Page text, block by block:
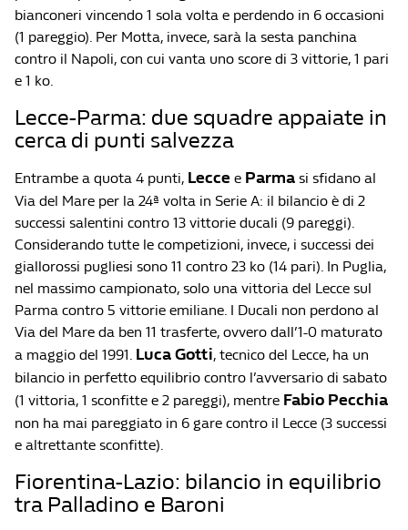
bianconeri vincendo 1 sola volta e perdendo in 6 occasioni
(1 pareggio). Per Motta, invece, sarà la sesta panchina
contro il Napoli, con cui vanta uno score di 3 vittorie, 1 pari
e 1 ko.
Lecce-Parma: due squadre appaiate in
cerca di punti salvezza
Entrambe a quota 4 punti, Lecce e Parma si sfidano al
Via del Mare per la 24ª volta in Serie A: il bilancio è di 2
successi salentini contro 13 vittorie ducali (9 pareggi).
Considerando tutte le competizioni, invece, i successi dei
giallorossi pugliesi sono 11 contro 23 ko (14 pari). In Puglia,
nel massimo campionato, solo una vittoria del Lecce sul
Parma contro 5 vittorie emiliane. I Ducali non perdono al
Via del Mare da ben 11 trasferte, ovvero dall’1-0 maturato
a maggio del 1991. Luca Gotti, tecnico del Lecce, ha un
bilancio in perfetto equilibrio contro l’avversario di sabato
(1 vittoria, 1 sconfitte e 2 pareggi), mentre Fabio Pecchia
non ha mai pareggiato in 6 gare contro il Lecce (3 successi
e altrettante sconfitte).
Fiorentina-Lazio: bilancio in equilibrio
tra Palladino e Baroni